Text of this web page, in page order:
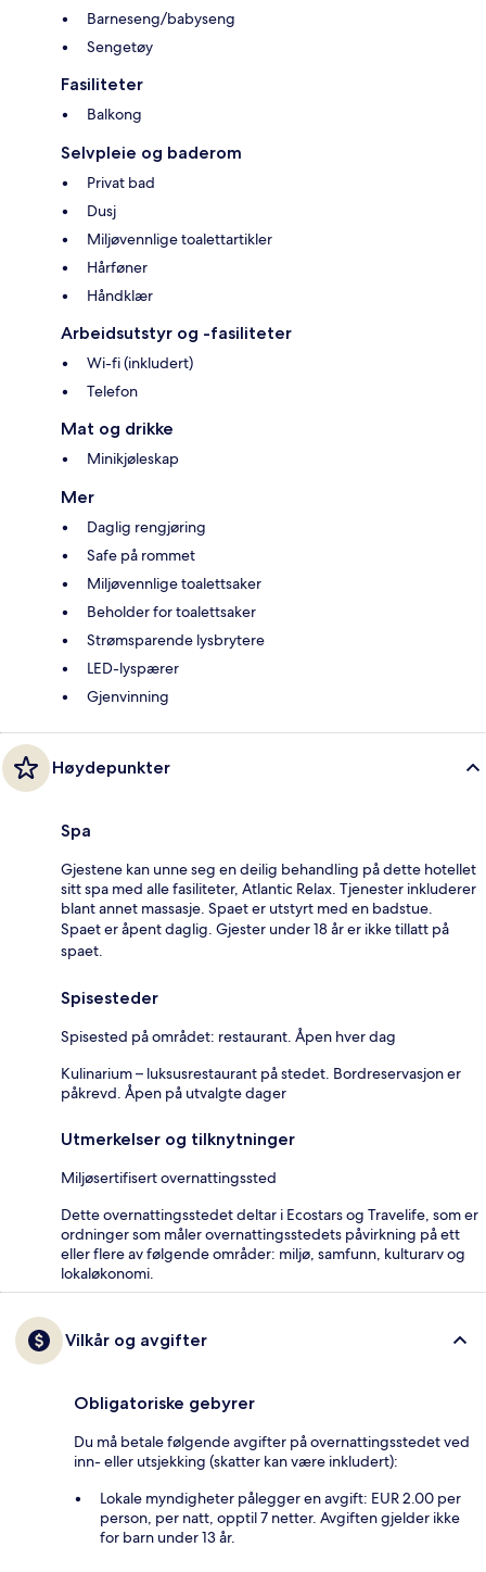
Barneseng/babyseng
Sengetøy
Fasiliteter
Balkong
Selvpleie og baderom
Privat bad
Dusj
Miljøvennlige toalettartikler
Hårføner
Håndklær
Arbeidsutstyr og -fasiliteter
Wi-fi (inkludert)
Telefon
Mat og drikke
Minikjøleskap
Mer
Daglig rengjøring
Safe på rommet
Miljøvennlige toalettsaker
Beholder for toalettsaker
Strømsparende lysbrytere
LED-lyspærer
Gjenvinning
Høydepunkter
Spa
Gjestene kan unne seg en deilig behandling på dette hotellet
sitt spa med alle fasiliteter, Atlantic Relax. Tjenester inkluderer
blant annet massasje. Spaet er utstyrt med en badstue.
Spaet er åpent daglig. Gjester under 18 år er ikke tillatt på
spaet.
Spisesteder
Spisested på området: restaurant. Åpen hver dag
Kulinarium – luksusrestaurant på stedet. Bordreservasjon er
påkrevd. Åpen på utvalgte dager
Utmerkelser og tilknytninger
Miljøsertifisert overnattingssted
Dette overnattingsstedet deltar i Ecostars og Travelife, som er
ordninger som måler overnattingsstedets påvirkning på ett
eller flere av følgende områder: miljø, samfunn, kulturarv og
lokaløkonomi.
Vilkår og avgifter
Obligatoriske gebyrer
Du må betale følgende avgifter på overnattingsstedet ved
inn- eller utsjekking (skatter kan være inkludert):
Lokale myndigheter pålegger en avgift: EUR 2.00 per
person, per natt, opptil 7 netter. Avgiften gjelder ikke
for barn under 13 år.